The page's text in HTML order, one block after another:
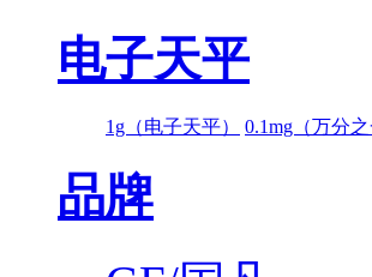
电子天平
1g（电子天平） 0.1mg（万分之
品牌